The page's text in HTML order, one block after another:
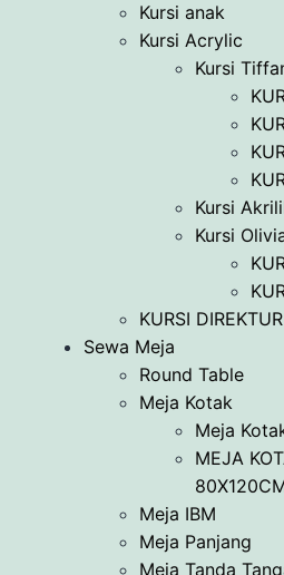
Kursi anak
Kursi Acrylic
Kursi
Kursi
Kursi
KURSI DIREKTUR
Sewa Meja
Round Table
Meja Kotak
Meja
MEJA
Meja IBM
Meja Panjang
Meja Tanda